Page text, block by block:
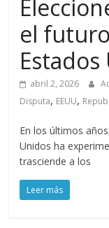
el
abril 2, 2026
Disputa, EEUU,
En los últimos
Unidos ha
trasciende a los
Leer más